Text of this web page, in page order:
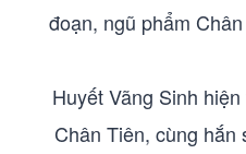
đoạn, ngũ phẩm
Huyết Vãng Sinh
Chân Tiên, cùng hắn